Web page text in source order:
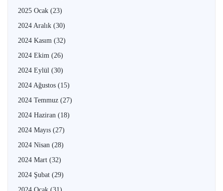
2025 Ocak (23)
2024 Aralık (30)
2024 Kasım (32)
2024 Ekim (26)
2024 Eylül (30)
2024 Ağustos (15)
2024 Temmuz (27)
2024 Haziran (18)
2024 Mayıs (27)
2024 Nisan (28)
2024 Mart (32)
2024 Şubat (29)